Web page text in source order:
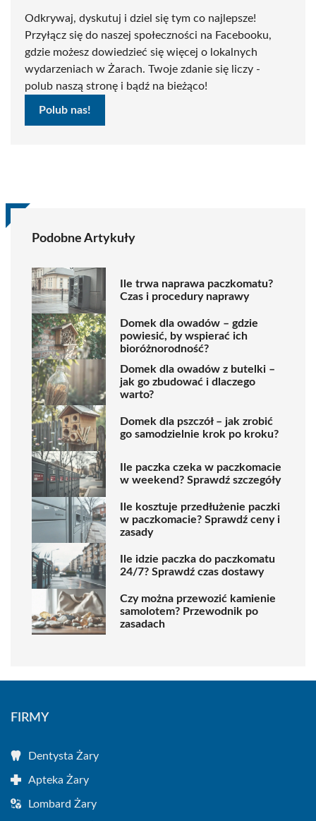
Odkrywaj, dyskutuj i dziel się tym co najlepsze!
Przyłącz się do naszej społeczności na Facebooku,
gdzie możesz dowiedzieć się więcej o lokalnych
wydarzeniach w Żarach. Twoje zdanie się liczy -
polub naszą stronę i bądź na bieżąco!
Polub nas!
Podobne Artykuły
Ile trwa naprawa paczkomatu?
Czas i procedury naprawy
Domek dla owadów – gdzie
powiesić, by wspierać ich
bioróżnorodność?
Domek dla owadów z butelki –
jak go zbudować i dlaczego
warto?
Domek dla pszczół – jak zrobić
go samodzielnie krok po kroku?
Ile paczka czeka w paczkomacie
w weekend? Sprawdź szczegóły
Ile kosztuje przedłużenie paczki
w paczkomacie? Sprawdź ceny i
zasady
Ile idzie paczka do paczkomatu
24/7? Sprawdź czas dostawy
Czy można przewozić kamienie
samolotem? Przewodnik po
zasadach
FIRMY
Dentysta Żary
Apteka Żary
Lombard Żary